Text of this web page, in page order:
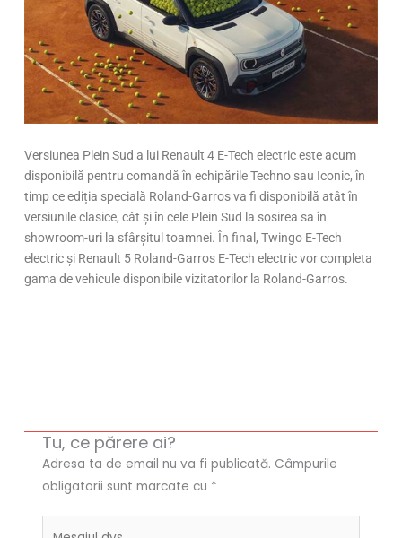
Versiunea Plein Sud a lui Renault 4 E-Tech electric este acum
disponibilă pentru comandă în echipările Techno sau Iconic, în
timp ce ediția specială Roland-Garros va fi disponibilă atât în
versiunile clasice, cât și în cele Plein Sud la sosirea sa în
showroom-uri la sfârșitul toamnei. În final, Twingo E-Tech
electric și Renault 5 Roland-Garros E-Tech electric vor completa
gama de vehicule disponibile vizitatorilor la Roland-Garros.
Tu, ce părere ai?
Adresa ta de email nu va fi publicată. Câmpurile
obligatorii sunt marcate cu *